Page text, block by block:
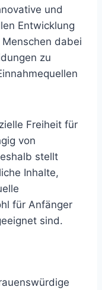
und
Entwicklung
dabei
zu
Freiheit für
von
stellt
Inhalte,
für Anfänger
sind.